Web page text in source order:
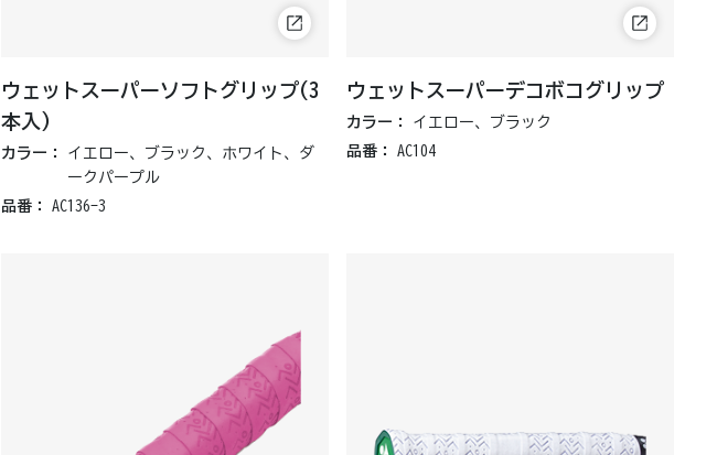
ウェットスーパーソフトグリップ(3
本入)
カラー：
イエロー、ブラック、ホワイト、ダ
ークパープル
品番：
AC136-3
ウェットスーパーデコボコグリップ
カラー：
イエロー、ブラック
品番：
AC104